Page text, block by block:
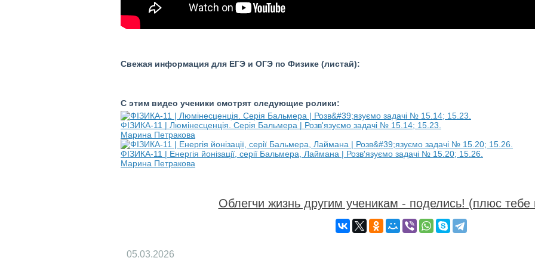
Свежая информация для ЕГЭ и ОГЭ по Физике (листай):
С этим видео ученики смотрят следующие ролики:
ФІЗИКА-11 | Люмінесценція. Серія Бальмера | Розв'язуємо задачі № 15.14; 15.23.
Марина Петракова
ФІЗИКА-11 | Енергія йонізації, серії Бальмера, Лаймана | Розв'язуємо задачі № 15.20; 15.26.
Марина Петракова
Облегчи жизнь другим ученикам - поделись! (плюс тебе
05.03.2026